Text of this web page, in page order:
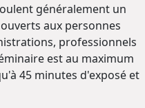
généralement un
aux personnes
professionnels
est au maximum
45 minutes d'exposé et